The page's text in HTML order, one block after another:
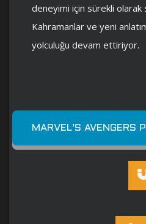
deneyimi için sürekli olarak
Kahramanlar ve yeni
yolculuğu devam ettiriyor.
MARVEL’S AVENGERS